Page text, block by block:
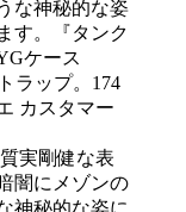
実剛健な表
闇にメゾンの